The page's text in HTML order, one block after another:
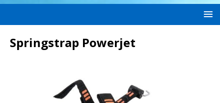
Springstrap Powerjet